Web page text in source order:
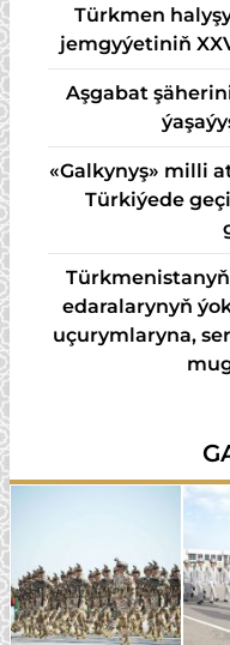
Türkmen
jemgyýetiniň
Aşgabat
«Galkynyş» milli
Türkiýede
edaralarynyň
uçurymlaryna,